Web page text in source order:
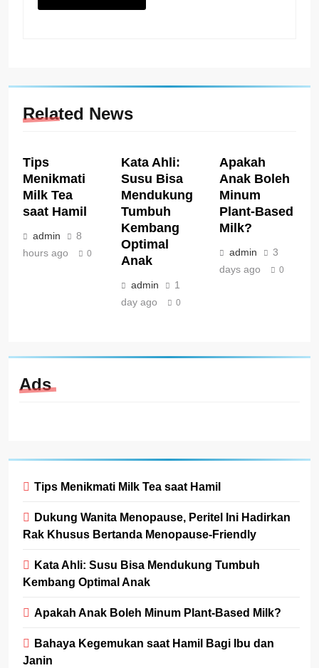
Related News
Tips
Menikmati
Milk Tea
saat Hamil
admin
8
hours ago
0
Kata Ahli:
Susu Bisa
Mendukung
Tumbuh
Kembang
Optimal
Anak
admin
1
day ago
0
Apakah
Anak Boleh
Minum
Plant-Based
Milk?
admin
3
days ago
0
Ads
Tips Menikmati Milk Tea saat Hamil
Dukung Wanita Menopause, Peritel Ini Hadirkan
Rak Khusus Bertanda Menopause-Friendly
Kata Ahli: Susu Bisa Mendukung Tumbuh
Kembang Optimal Anak
Apakah Anak Boleh Minum Plant-Based Milk?
Bahaya Kegemukan saat Hamil Bagi Ibu dan
Janin